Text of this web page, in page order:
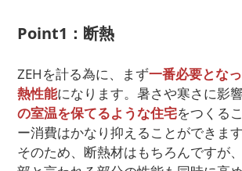
Point1：断熱
ZEHを計る為に、まず一番必要とな
熱性能になります。暑さや寒さに影響
の室温を保てるような住宅をつくる
ー消費はかなり抑えることができます
そのため、断熱材はもちろんですが